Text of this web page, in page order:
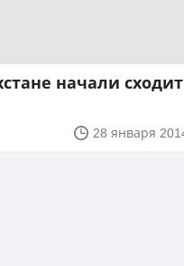
начали
28 января